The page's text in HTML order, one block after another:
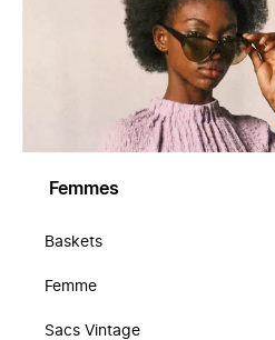
Femmes
Baskets
Femme
Sacs Vintage